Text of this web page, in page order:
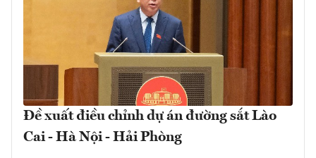
Đề xuất điều chỉnh dự án đường sắt Lào
Cai - Hà Nội - Hải Phòng